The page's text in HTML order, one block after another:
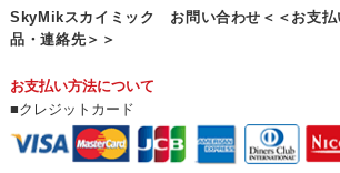
SkyMikスカイミック お問い合わせ＜＜お支払
品・連絡先＞＞
お支払い方法について
■クレジットカード